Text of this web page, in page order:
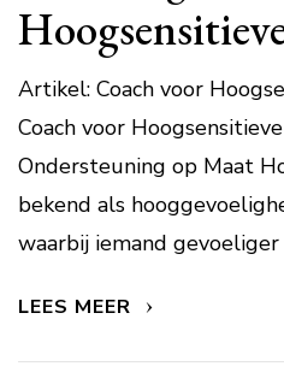
Artikel: Coach voor
Coach voor
Ondersteuning op Maat
bekend als
waarbij iemand gevoeliger
LEES MEER